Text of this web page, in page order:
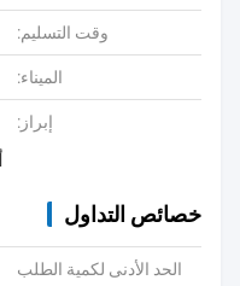
وقت التسليم:
الميناء:
إبراز:
خصائص التداول
الحد الأدنى لكمية الطلب